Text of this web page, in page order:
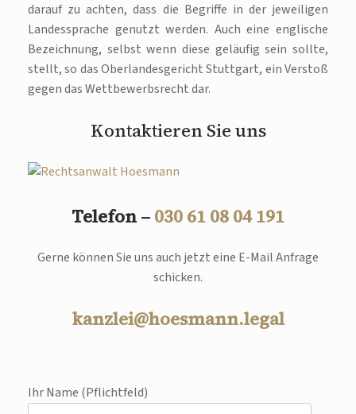
darauf zu achten, dass die Begriffe in der jeweiligen
Landessprache genutzt werden. Auch eine englische
Bezeichnung, selbst wenn diese geläufig sein sollte,
stellt, so das Oberlandesgericht Stuttgart, ein Verstoß
gegen das Wettbewerbsrecht dar.
Kontaktieren Sie uns
Telefon – 030 61 08 04 191
Gerne können Sie uns auch jetzt eine E-Mail Anfrage
schicken.
kanzlei@hoesmann.legal
Ihr Name (Pflichtfeld)